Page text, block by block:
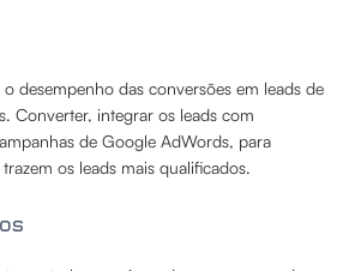
desempenho das conversões em leads de
Converter, integrar os leads com
de Google AdWords, para
os leads mais qualificados.